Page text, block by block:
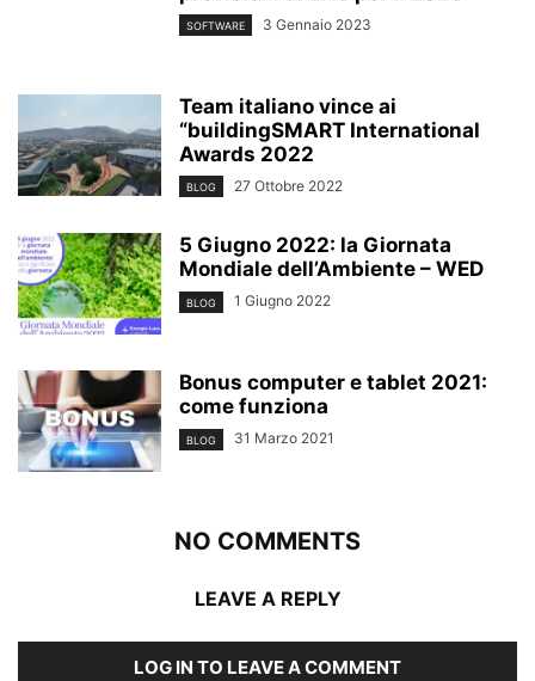
SOFTWARE 3 Gennaio 2023
Team italiano vince ai
“buildingSMART International
Awards 2022
BLOG 27 Ottobre 2022
5 Giugno 2022: la Giornata
Mondiale dell’Ambiente – WED
BLOG 1 Giugno 2022
Bonus computer e tablet 2021:
come funziona
BLOG 31 Marzo 2021
NO COMMENTS
LEAVE A REPLY
LOG IN TO LEAVE A COMMENT